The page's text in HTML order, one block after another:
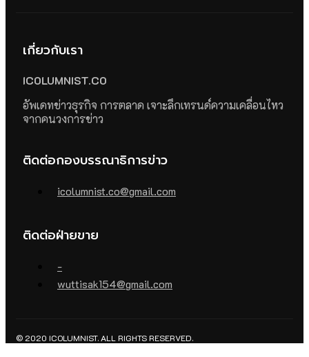
เกี่ยวกับเรา
ICOLUMNIST.CO
อัพเดทข่าวธุรกิจ การตลาด เจาะลึกเทรนด์ความเคลื่อนไหว
จากคนวงการข่าว
ติดต่อกองบรรณาธิการข่าว
icolumnist.co@gmail.com
ติดต่อฝ่ายขาย
-
wuttisak154@gmail.com
© 2020 ICOLUMNIST. ALL RIGHTS RESERVED.